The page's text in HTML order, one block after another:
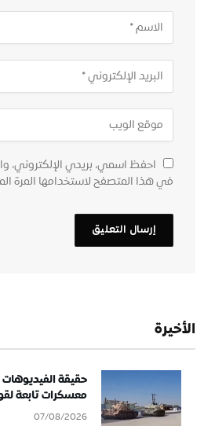
احفظ اسمي، بريدي الإلكتروني،
في هذا المتصفح لاستخدامها المرة
الأخيرة
حقيقة
معسكرات تابعة
07/08/2026